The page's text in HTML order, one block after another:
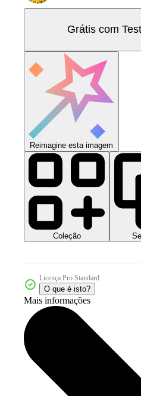
Grátis com
Reimagine esta imagem
Coleção
Licença Pro Standard
O que é isto?
Mais informações